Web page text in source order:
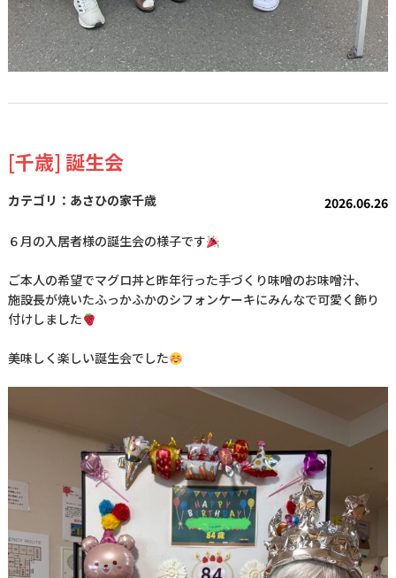
[千歳] 誕生会
あさひの家千歳 2026.06.26
６月の入居者様の誕生会の様子です
ご本人の希望でマグロ丼と昨年行った手づくり味噌のお味噌汁、
施設長が焼いたふっかふかのシフォンケーキにみんなで可愛く飾り
付けしました
美味しく楽しい誕生会でした